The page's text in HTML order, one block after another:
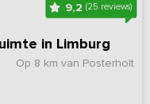
9,2 (25 reviews)
in Limburg
Op 8 km van Posterholt